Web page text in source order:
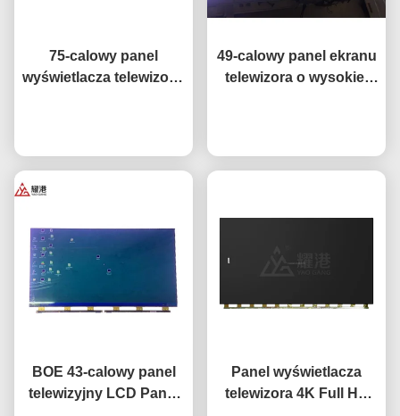
75-calowy panel
wyświetlacza telewizora,
49-calowy panel ekranu
telewizora o wysokiej
BOE 43-calowy panel
telewizyjny LCD Panel
Panel wyświetlacza
telewizora 4K Full HD